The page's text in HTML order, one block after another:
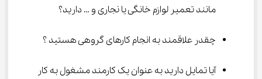
مانند تعمیر لوازم خانگی یا نجاری و … دارید؟
چقدر علاقمند به انجام کارهای گروهی هستید ؟
آیا تمایل دارید به عنوان یک کارمند مشغول به کار